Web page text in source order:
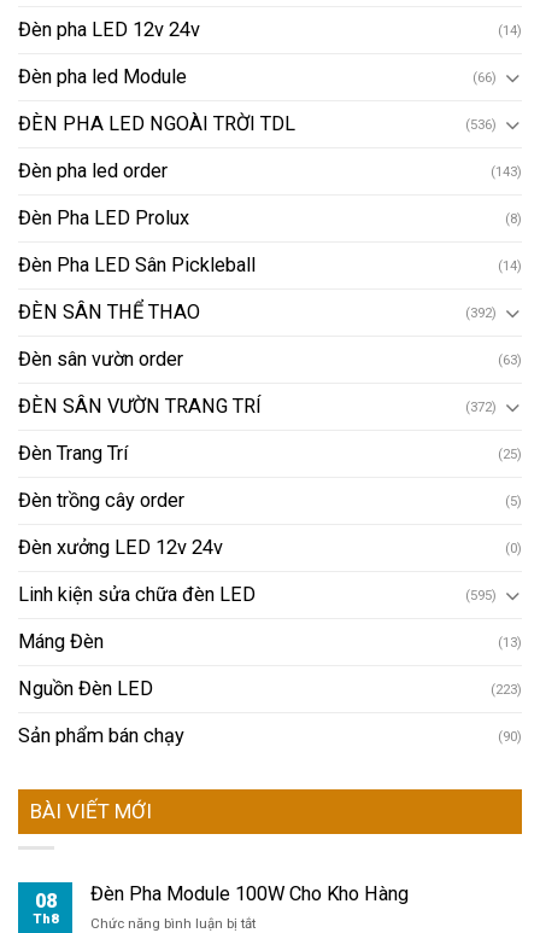
Đèn pha LED 12v 24v (14)
Đèn pha led Module (66)
ĐÈN PHA LED NGOÀI TRỜI TDL (536)
Đèn pha led order (143)
Đèn Pha LED Prolux (8)
Đèn Pha LED Sân Pickleball (14)
ĐÈN SÂN THỂ THAO (392)
Đèn sân vườn order (63)
ĐÈN SÂN VƯỜN TRANG TRÍ (372)
Đèn Trang Trí (25)
Đèn trồng cây order (5)
Đèn xưởng LED 12v 24v (0)
Linh kiện sửa chữa đèn LED (595)
Máng Đèn (13)
Nguồn Đèn LED (223)
Sản phẩm bán chạy (90)
BÀI VIẾT MỚI
08
Th8
Đèn Pha Module 100W Cho Kho Hàng
Chức năng bình luận bị tắtở